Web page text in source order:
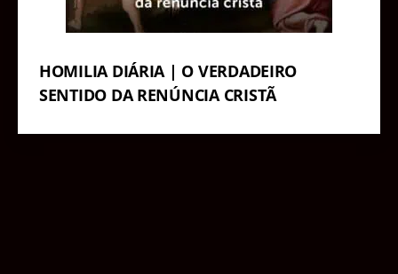
HOMILIA DIÁRIA | O VERDADEIRO
SENTIDO DA RENÚNCIA CRISTÃ